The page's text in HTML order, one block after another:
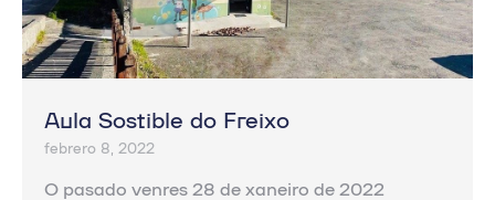
Aula Sostible do Freixo
febrero 8, 2022
O pasado venres 28 de xaneiro de 2022